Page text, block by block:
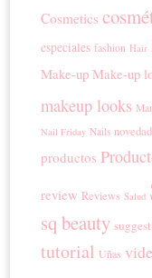
Cosmetics
especiales fashion Hair
Make-up Make-up
makeup looks
Nail Friday Nails
productos
review Reviews Salud
sq beauty
tutorial Uñas